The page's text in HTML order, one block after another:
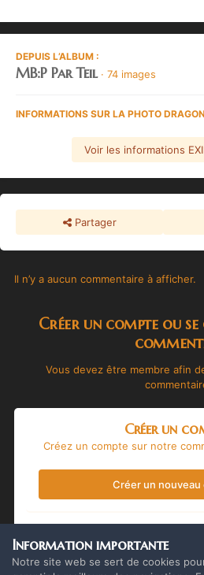
DEPUIS L’ALBUM :
MB:P Par Teil · 74 images
INFORMATIONS SUR LA PHOTO
Voir les informations
Partager
Il n’y a aucun commentaire à afficher.
Créer un compte ou
Vous devez être membre afin
Créer un
Créez un compte sur notre
Créer un nouveau
Vous avez déjà un compte ?
Information importante
Notre site web se sert de cookies